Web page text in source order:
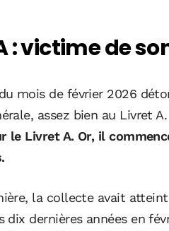
: victime de
mois de février 2026
assez bien au Livret A.
le Livret A. Or, il
la collecte avait
dix dernières années en